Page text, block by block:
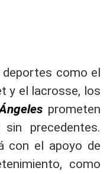
deportes como el
y el lacrosse, los
prometen
precedentes.
con el apoyo de
como